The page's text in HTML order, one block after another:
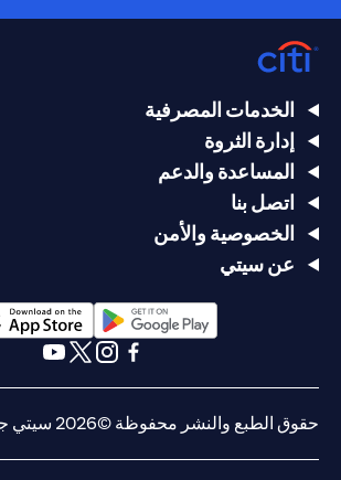
الخدمات المصرفية
إدارة الثروة
المساعدة والدعم
اتصل بنا
الخصوصية والأمن
عن سيتي
(opens in a new tab)
حقوق الطبع والنشر محفوظة ©2026 سيتي جروب انك.